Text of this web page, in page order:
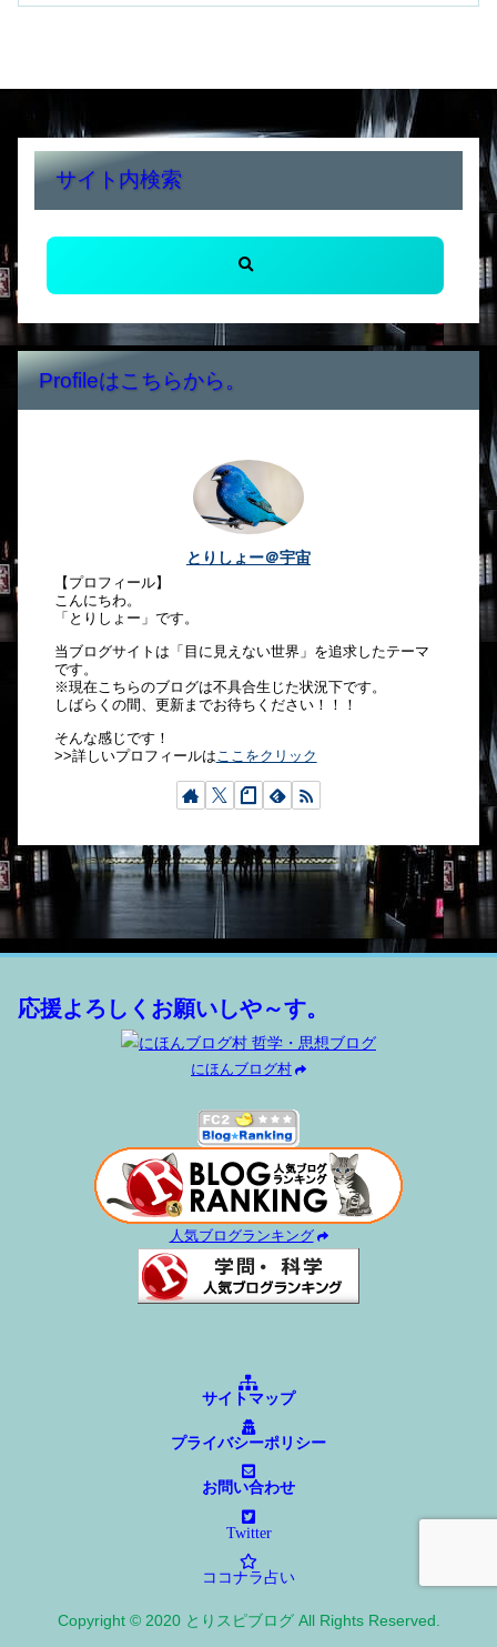
サイト内検索
Profileはこちらから。
とりしょー＠宇宙
【プロフィール】
こんにちわ。
「とりしょー」です。
当ブログサイトは「目に見えない世界」を追求したテーマ
です。
※現在こちらのブログは不具合生じた状況下です。
しばらくの間、更新までお待ちください！！！
そんな感じです！
>>詳しいプロフィールは ここをクリック
応援よろしくお願いしや～す。
にほんブログ村
人気ブログランキング
サイトマップ
プライバシーポリシー
お問い合わせ
Twitter
ココナラ占い
Copyright © 2020 とりスピブログ All Rights Reserved.